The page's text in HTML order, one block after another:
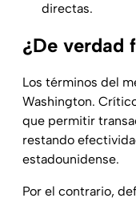
directas.
¿De verdad
Los términos del
Washington.
que permitir
restando
estadounidense.
Por el contrario,